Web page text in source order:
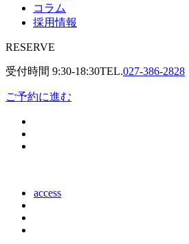
コラム
採用情報
RESERVE
受付時間 9:30-18:30TEL.027-386-2828
ご予約に進む
access